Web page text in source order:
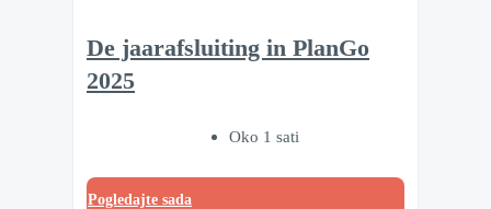
De jaarafsluiting in PlanGo
2025
Oko 1 sati
Pogledajte sada